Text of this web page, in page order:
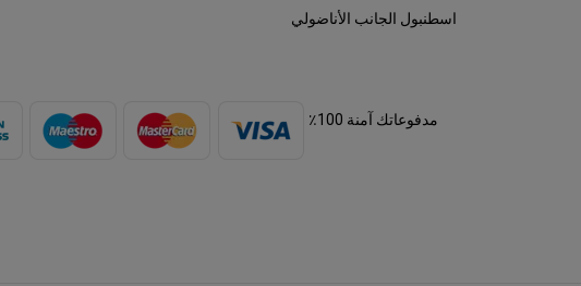
اسطنبول الجانب الأناضولي
مدفوعاتك آمنة 100٪